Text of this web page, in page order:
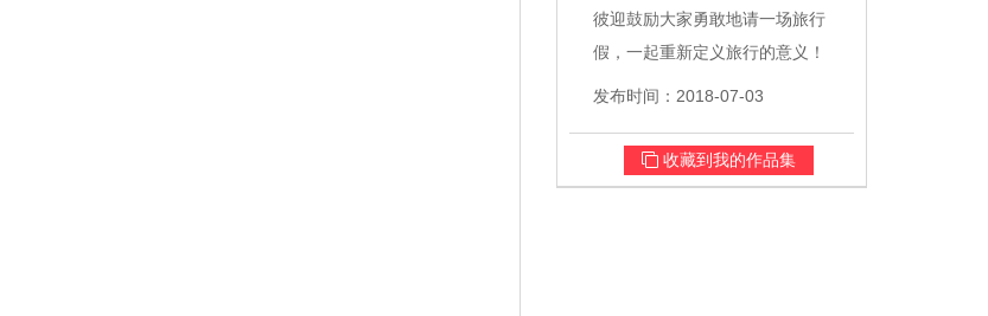
彼迎鼓励大家勇敢地请一场旅行
假，一起重新定义旅行的意义！
发布时间：2018-07-03
收藏到我的作品集